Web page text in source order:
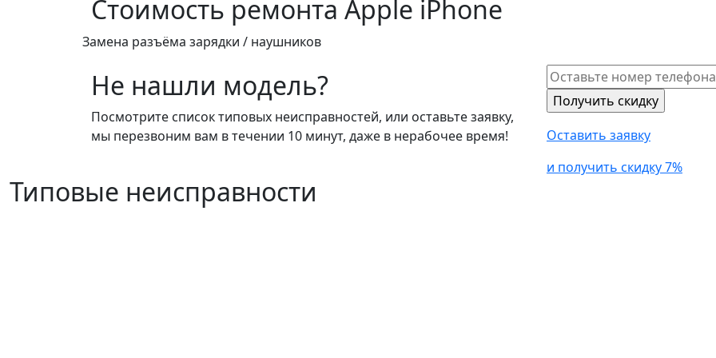
Стоимость ремонта Apple iPhone
Замена разъёма зарядки / наушников
Не нашли модель?
Посмотрите список типовых неисправностей, или оставьте заявку,
мы перезвоним вам в течении 10 минут, даже в нерабочее время!
Оставить заявку
и получить скидку 7%
Типовые неисправности